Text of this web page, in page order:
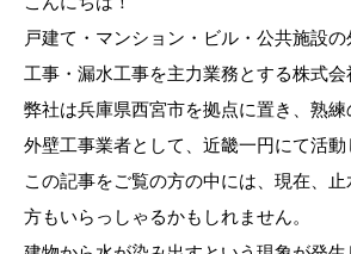
戸建て・マンション・ビル・公共施設
工事・漏水工事を主力業務とする株式会
弊社は兵庫県西宮市を拠点に置き、熟練
外壁工事業者として、近畿一円にて活動
この記事をご覧の方の中には、現在、
方もいらっしゃるかもしれません。